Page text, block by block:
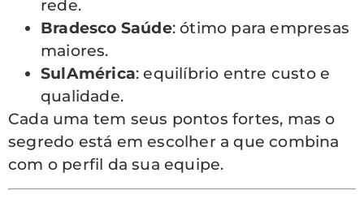
rede.
Bradesco Saúde: ótimo para empresas
maiores.
SulAmérica: equilíbrio entre custo e
qualidade.
Cada uma tem seus pontos fortes, mas o
segredo está em escolher a que combina
com o perfil da sua equipe.